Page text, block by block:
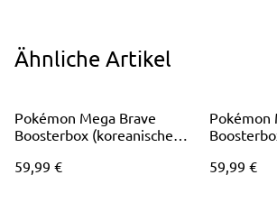
Ähnliche Artikel
Pokémon Mega Brave
Boosterbox (koreanische
59,99 €
Pokémon
59,99 €